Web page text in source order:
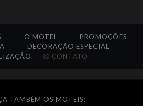
O MOTEL
PROMOÇÕES
DECORAÇÃO ESPECIAL
CONTATO
TAMBÉM OS MOTEIS: